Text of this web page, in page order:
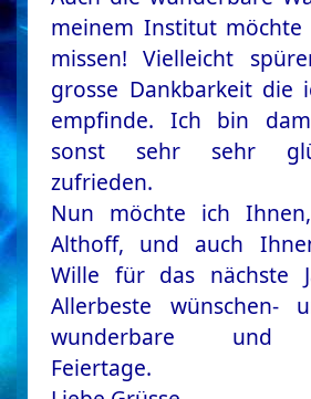
meinem Institut
missen! Vielleicht
grosse Dankbarkeit die
empfinde. Ich bin
sonst sehr sehr
zufrieden.
Nun möchte ich
Althoff, und auch
Wille für das nächste
Allerbeste wünschen-
wunderbare und
Feiertage.